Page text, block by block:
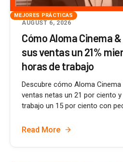
MEJORES PRÁCTICAS
AUGUST 6, 2026
Cómo Aloma Cinema
sus ventas un 21%
horas de trabajo
Descubre cómo Aloma
ventas netas un 21 por ciento
trabajo un 15 por ciento con
Read More